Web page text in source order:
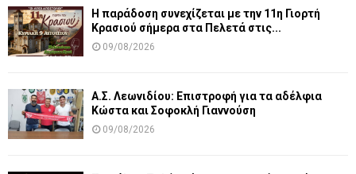
Η παράδοση συνεχίζεται με την 11η Γιορτή
Κρασιού σήμερα στα Πελετά στις...
09/08/2026
Α.Σ. Λεωνιδίου: Επιστροφή για τα αδέλφια
Κώστα και Σοφοκλή Γιαννούση
09/08/2026